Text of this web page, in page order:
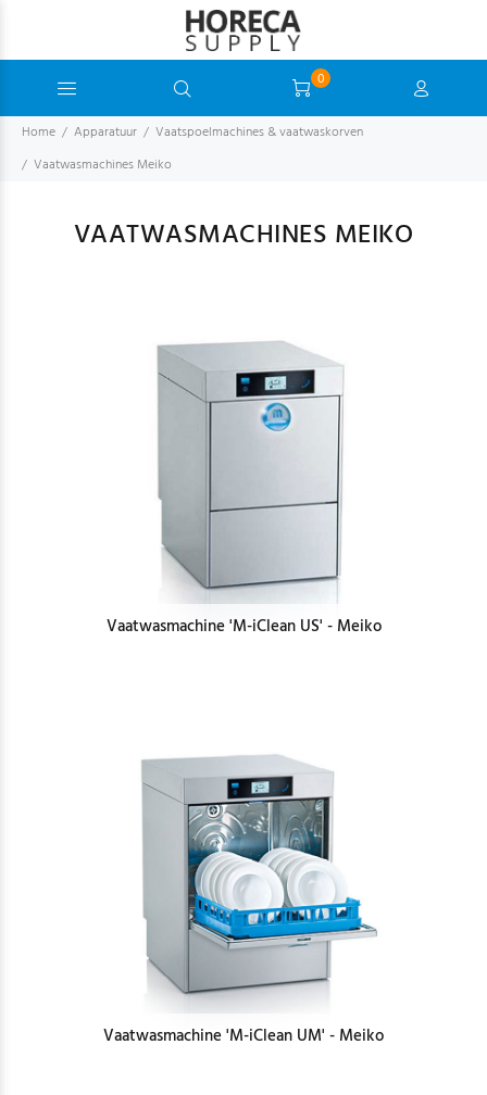
0
Home Apparatuur
Vaatspoelmachines & vaatwaskorven
Vaatwasmachines Meiko
VAATWASMACHINES MEIKO
Vaatwasmachine 'M-iClean US' - Meiko
Vaatwasmachine 'M-iClean UM' - Meiko